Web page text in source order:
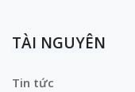
TÀI NGUYÊN
Tin tức